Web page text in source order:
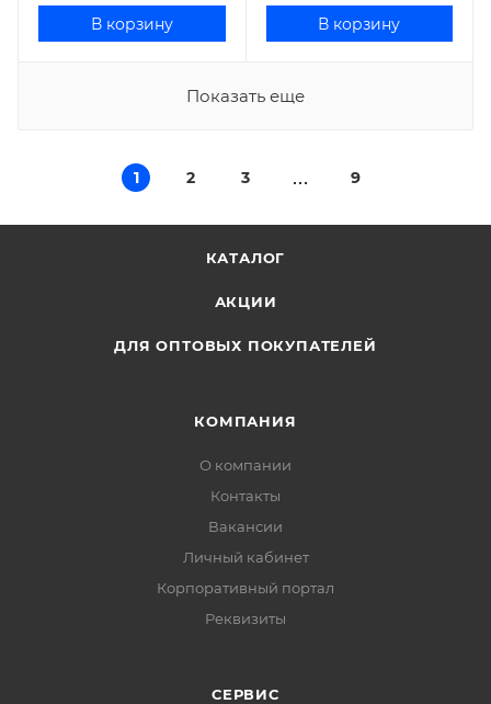
В корзину В корзину
Показать еще
1 2 3 9
КАТАЛОГ
АКЦИИ
ДЛЯ ОПТОВЫХ ПОКУПАТЕЛЕЙ
КОМПАНИЯ
О компании
Контакты
Вакансии
Личный кабинет
Корпоративный портал
Реквизиты
СЕРВИС